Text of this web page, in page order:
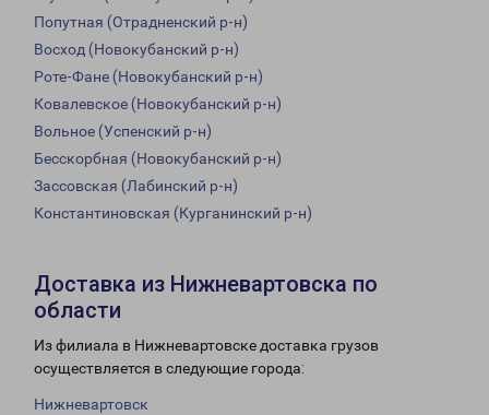
Попутная (Отрадненский р-н)
Восход (Новокубанский р-н)
Роте-Фане (Новокубанский р-н)
Ковалевское (Новокубанский р-н)
Вольное (Успенский р-н)
Бесскорбная (Новокубанский р-н)
Зассовская (Лабинский р-н)
Константиновская (Курганинский р-н)
Доставка из Нижневартовска по
области
Из филиала в Нижневартовске доставка грузов
осуществляется в следующие города:
Нижневартовск